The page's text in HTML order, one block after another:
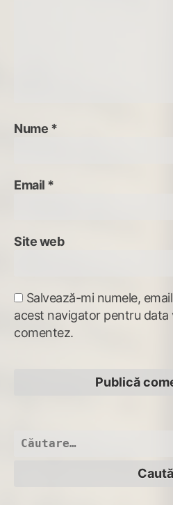
Nume *
Email *
Site web
Salvează-mi numele,
acest navigator pentru data
comentez.
Caută